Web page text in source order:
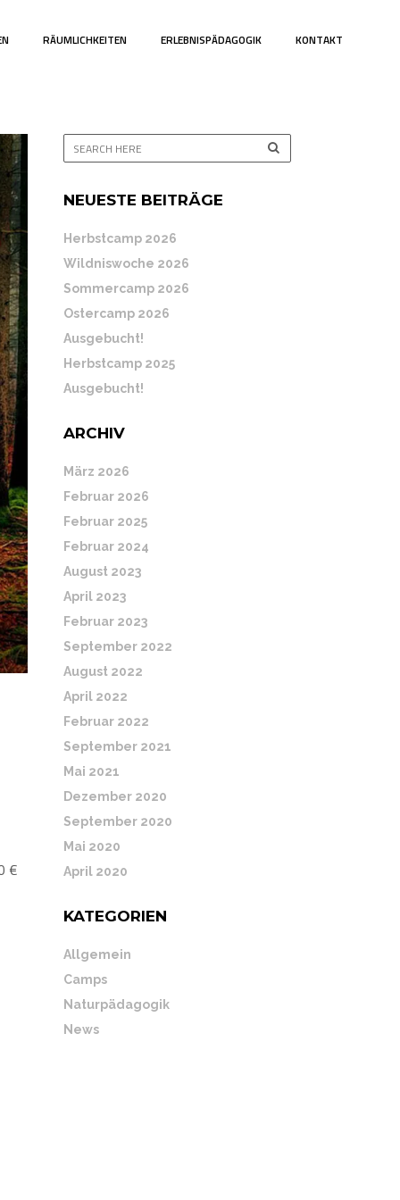
RÄUMLICHKEITEN ERLEBNISPÄDAGOGIK KONTAKT
€
NEUESTE BEITRÄGE
Herbstcamp 2026
Wildniswoche 2026
Sommercamp 2026
Ostercamp 2026
Ausgebucht!
Herbstcamp 2025
Ausgebucht!
ARCHIV
März 2026
Februar 2026
Februar 2025
Februar 2024
August 2023
April 2023
Februar 2023
September 2022
August 2022
April 2022
Februar 2022
September 2021
Mai 2021
Dezember 2020
September 2020
Mai 2020
April 2020
KATEGORIEN
Allgemein
Camps
Naturpädagogik
News